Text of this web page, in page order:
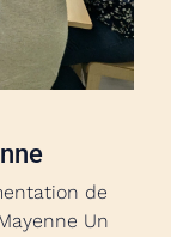
de
Un